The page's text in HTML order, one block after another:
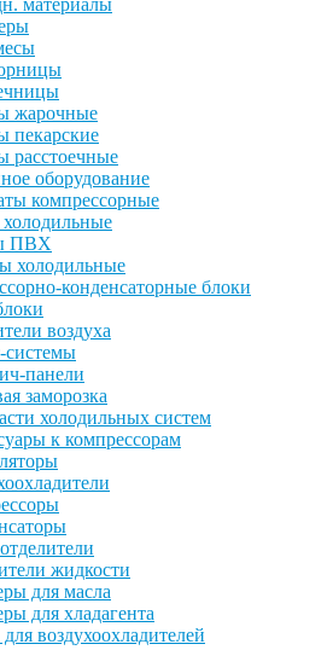
материалы
жарочные
пекарские
оборудование
компрессорные
ПВХ
холодильные
конденсаторные блоки
воздуха
панели
заморозка
холодильных систем
к компрессорам
жидкости
для масла
для хладагента
воздухоохладителей